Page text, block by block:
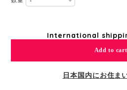
International
Add to cart
日本国内にお住ま